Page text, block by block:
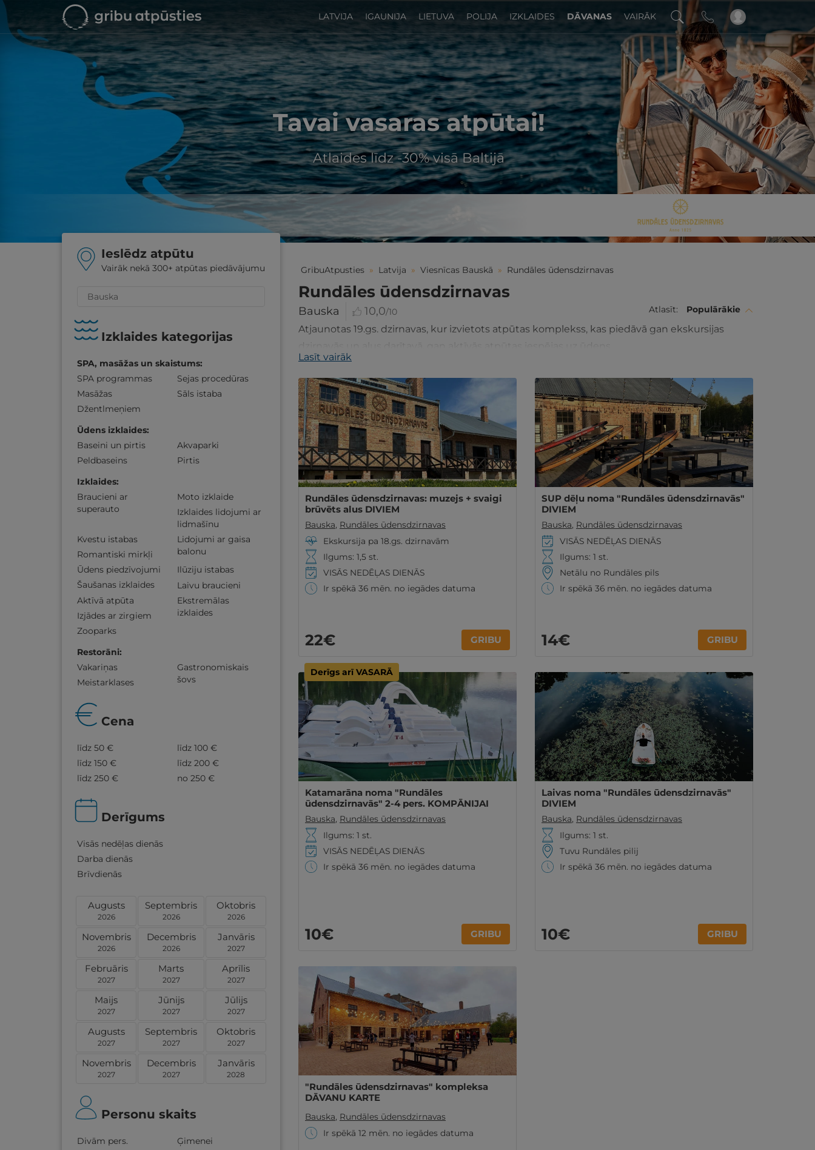
LATVIJA IGAUNIJA LIETUVA POLIJA IZKLAIDES DĀVANAS VAIRĀK
Tavai vasaras atpūtai!
Atlaides līdz -30% visā Baltijā
GribuAtpusties » Latvija » Viesnīcas Bauskā » Rundāles ūdensdzirnavas
Ieslēdz atpūtu
Vairāk nekā 300+ atpūtas piedāvājumu
Izklaides kategorijas
SPA, masāžas un skaistums:
SPA programmas
Sejas procedūras
Masāžas
Sāls istaba
Džentlmeņiem
Ūdens izklaides:
Baseini un pirtis
Akvaparki
Peldbaseins
Pirtis
Izklaides:
Braucieni ar
superauto
Moto izklaide
Izklaides lidojumi ar
lidmašīnu
Lidojumi ar gaisa
balonu
Kvestu istabas
Romantiski mirkļi
Ūdens piedzīvojumi
Ilūziju istabas
Šaušanas izklaides
Laivu braucieni
Ekstremālas
izklaides
Aktīvā atpūta
Izjādes ar zirgiem
Zooparks
Restorāni:
Vakariņas
Gastronomiskais
šovs
Meistarklases
Cena
līdz 50 €
līdz 100 €
līdz 150 €
līdz 200 €
līdz 250 €
no 250 €
Derīgums
Visās nedēļas dienās
Darba dienās
Brīvdienās
Augusts
2026
Septembris
2026
Oktobris
2026
Novembris
2026
Decembris
2026
Janvāris
2027
Februāris
2027
Marts
2027
Aprīlis
2027
Maijs
2027
Jūnijs
2027
Jūlijs
2027
Augusts
2027
Septembris
2027
Oktobris
2027
Novembris
2027
Decembris
2027
Janvāris
2028
Personu skaits
Divām pers.
Ģimenei
Atlasīt: Populārākie
Rundāles ūdensdzirnavas
Bauska 10,0/10
Atjaunotas 19.gs. dzirnavas, kur izvietots atpūtas komplekss, kas piedāvā gan ekskursijas
Lasīt vairāk
Rundāles ūdensdzirnavas: muzejs + svaigi
brūvēts alus DIVIEM
Bauska, Rundāles ūdensdzirnavas
Ekskursija pa 18.gs. dzirnavām
Ilgums: 1,5 st.
VISĀS NEDĒĻAS DIENĀS
Ir spēkā 36 mēn. no iegādes datuma
22€ GRIBU
SUP dēļu noma "Rundāles ūdensdzirnavās"
DIVIEM
Bauska, Rundāles ūdensdzirnavas
VISĀS NEDĒĻAS DIENĀS
Ilgums: 1 st.
Netālu no Rundāles pils
Ir spēkā 36 mēn. no iegādes datuma
14€ GRIBU
Derīgs arī VASARĀ
Katamarāna noma "Rundāles
ūdensdzirnavās" 2-4 pers. KOMPĀNIJAI
Bauska, Rundāles ūdensdzirnavas
Ilgums: 1 st.
VISĀS NEDĒĻAS DIENĀS
Ir spēkā 36 mēn. no iegādes datuma
10€ GRIBU
Laivas noma "Rundāles ūdensdzirnavās"
DIVIEM
Bauska, Rundāles ūdensdzirnavas
Ilgums: 1 st.
Tuvu Rundāles pilij
Ir spēkā 36 mēn. no iegādes datuma
10€ GRIBU
"Rundāles ūdensdzirnavas" kompleksa
DĀVANU KARTE
Bauska, Rundāles ūdensdzirnavas
Ir spēkā 12 mēn. no iegādes datuma